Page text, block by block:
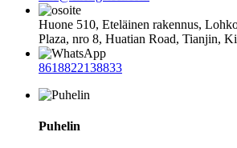
Huone 510, Eteläinen rakennus,
Plaza, nro 8, Huatian Road, Tianjin,
8618822138833
Puhelin